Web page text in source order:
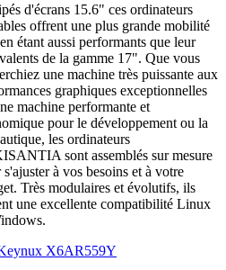
d'écrans 15.6" ces ordinateurs
offrent une plus grande mobilité
étant aussi performants que leur
de la gamme 17". Que vous
une machine très puissante aux
graphiques exceptionnelles
machine performante et
pour le développement ou la
les ordinateurs
sont assemblés sur mesure
s'ajuster à vos besoins et à votre
Très modulaires et évolutifs, ils
une excellente compatibilité Linux
X6AR559Y